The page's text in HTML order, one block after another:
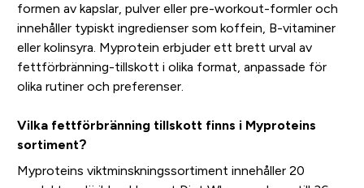
formen av kapslar, pulver eller pre-workout-formler och
innehåller typiskt ingredienser som koffein, B-vitaminer
eller kolinsyra. Myprotein erbjuder ett brett urval av
fettförbränning-tillskott i olika format, anpassade för
olika rutiner och preferenser.
Vilka fettförbränning tillskott finns i Myproteins
sortiment?
Myproteins viktminskningssortiment innehåller 20